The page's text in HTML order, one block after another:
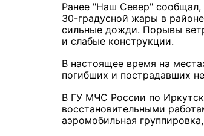
Ранее "Наш Север" сообщал,
30-градусной жары в
сильные дожди. Порывы
и слабые конструкции.
В настоящее время на
погибших и пострадавших
В ГУ МЧС России по
восстановительными
аэромобильная